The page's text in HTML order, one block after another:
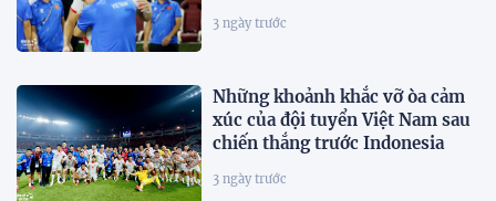
3 ngày trước
Những khoảnh khắc vỡ òa cảm
xúc của đội tuyển Việt Nam sau
chiến thắng trước Indonesia
3 ngày trước